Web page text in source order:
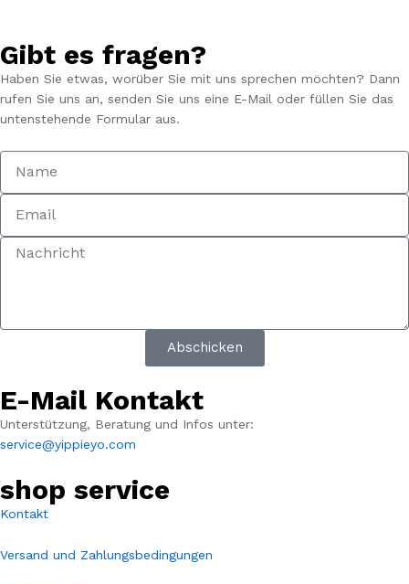
Gibt es fragen?
Haben Sie etwas, worüber Sie mit uns sprechen möchten? Dann
rufen Sie uns an, senden Sie uns eine E-Mail oder füllen Sie das
untenstehende Formular aus.
Abschicken
E-Mail Kontakt
Unterstützung, Beratung und Infos unter:
service@yippieyo.com
shop service
Kontakt
Versand und Zahlungsbedingungen